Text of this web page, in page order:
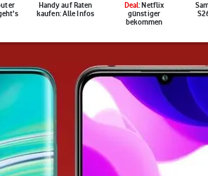
Handy auf Raten
kaufen: Alle Infos
Deal: Netflix
günstiger
bekommen